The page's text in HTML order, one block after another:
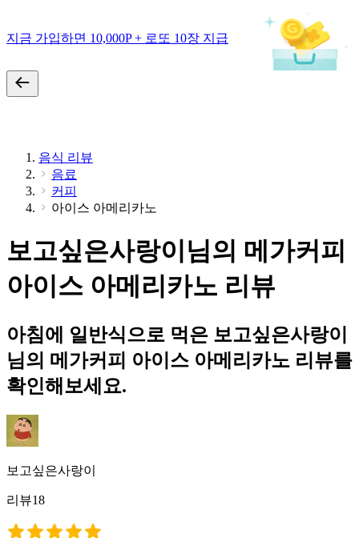
지금 가입하면 10,000P + 로또 10장 지급
음식 리뷰
음료
커피
아이스 아메리카노
보고싶은사랑이님의 메가커피
아이스 아메리카노 리뷰
아침에 일반식으로 먹은 보고싶은사랑이
님의 메가커피 아이스 아메리카노 리뷰를
확인해보세요.
보고싶은사랑이
리뷰18